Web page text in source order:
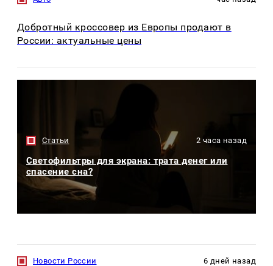
Добротный кроссовер из Европы продают в
России: актуальные цены
Статьи 2 часа назад
Светофильтры для экрана: трата денег или
спасение сна?
Новости России 6 дней назад